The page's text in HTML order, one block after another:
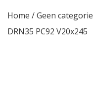
Reparatie
Home /Geen categorie
DRN35 PC92 V20x245